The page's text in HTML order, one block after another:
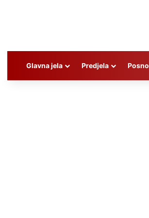
Glavna jela Predjela Posno